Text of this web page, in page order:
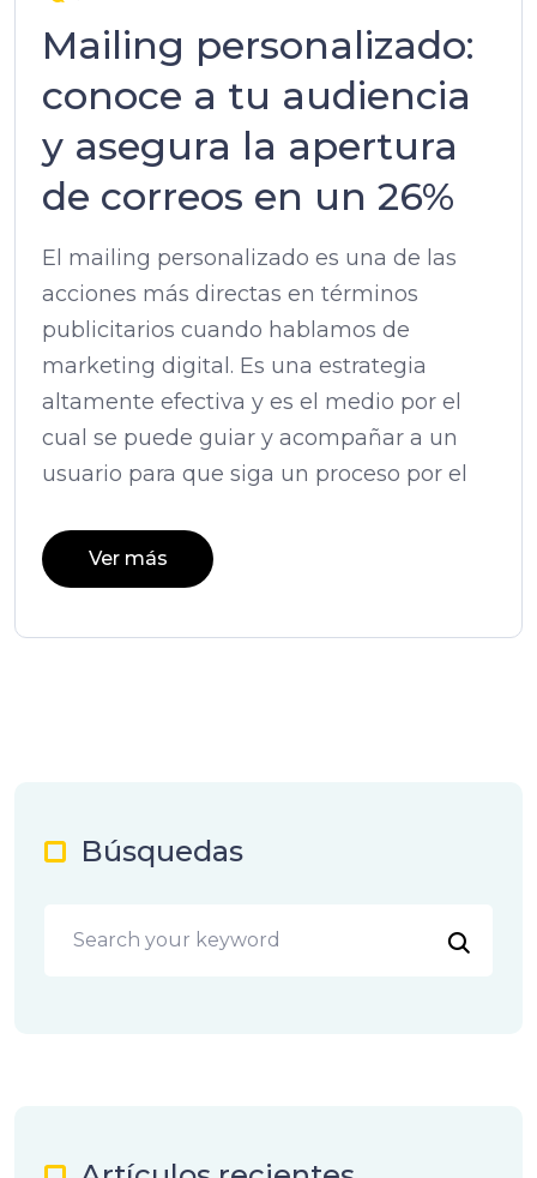
Mailing personalizado:
conoce a tu audiencia
y asegura la apertura
de correos en un 26%
El mailing personalizado es una de las
acciones más directas en términos
publicitarios cuando hablamos de
marketing digital. Es una estrategia
altamente efectiva y es el medio por el
cual se puede guiar y acompañar a un
usuario para que siga un proceso por el
Ver más
Búsquedas